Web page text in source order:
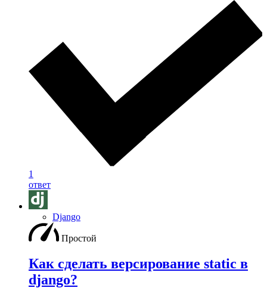
1
ответ
Django
Простой
Как сделать версирование static в
django?